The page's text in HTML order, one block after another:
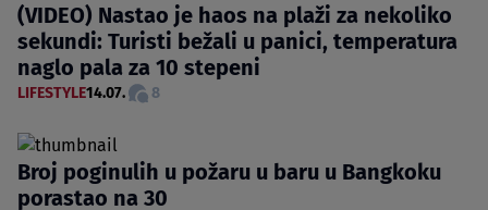
(VIDEO) Nastao je haos na plaži za nekoliko
sekundi: Turisti bežali u panici, temperatura
naglo pala za 10 stepeni
LIFESTYLE14.07. 8
Broj poginulih u požaru u baru u Bangkoku
porastao na 30